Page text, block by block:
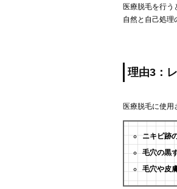
医療脱毛を行う
自然と自己処理
理由3：
医療脱毛に使用
ニキビ跡
毛穴の黒
毛穴や皮